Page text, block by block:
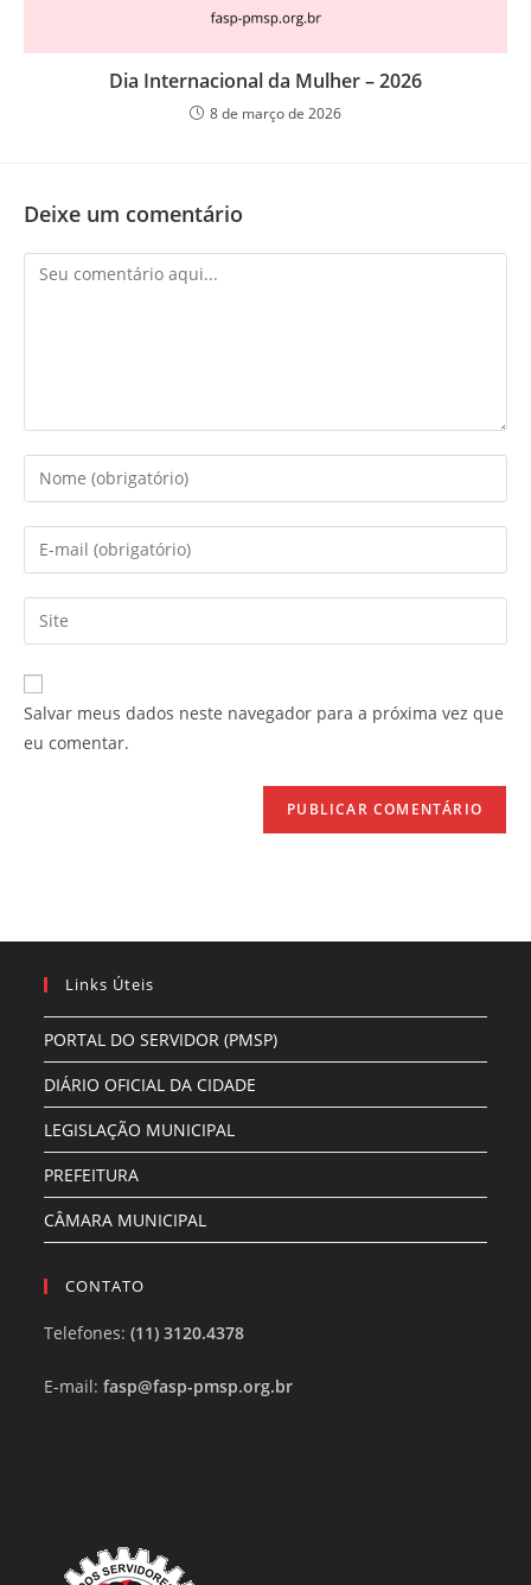
Dia Internacional da Mulher – 2026
8 de março de 2026
Deixe um comentário
Comentário
Digite
seu
nome
ou
de
usuário
para
comentar
Digite
seu
endereço
de
mail
para
comentar
Digite
o
URL
do
Salvar meus dados neste navegador para a próxima vez que
eu comentar.
Links Úteis
PORTAL DO SERVIDOR (PMSP)
DIÁRIO OFICIAL DA CIDADE
LEGISLAÇÃO MUNICIPAL
PREFEITURA
CÂMARA MUNICIPAL
CONTATO
Telefones:(11) 3120.4378
E-mail:fasp@fasp-pmsp.org.br